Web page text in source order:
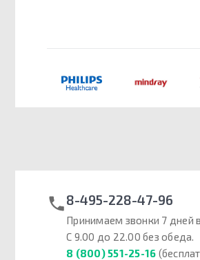
8-495-228-47-96
Принимаем звонки 7 дней
С 9.00 до 22.00 без обеда.
8 (800) 551-25-16